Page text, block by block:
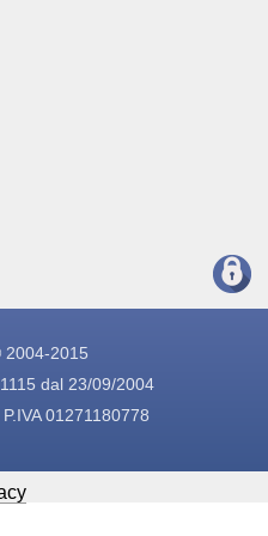
2015
dal 23/09/2004
01271180778